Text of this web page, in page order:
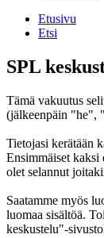
Etusivu
Etsi
SPL
Tämä vakuutus
(jälkeenpäin "he",
Tietojasi kerätään
Ensimmäiset kaksi
olet selannut
Saatamme myös
luomaa sisältöä.
keskustelu"-